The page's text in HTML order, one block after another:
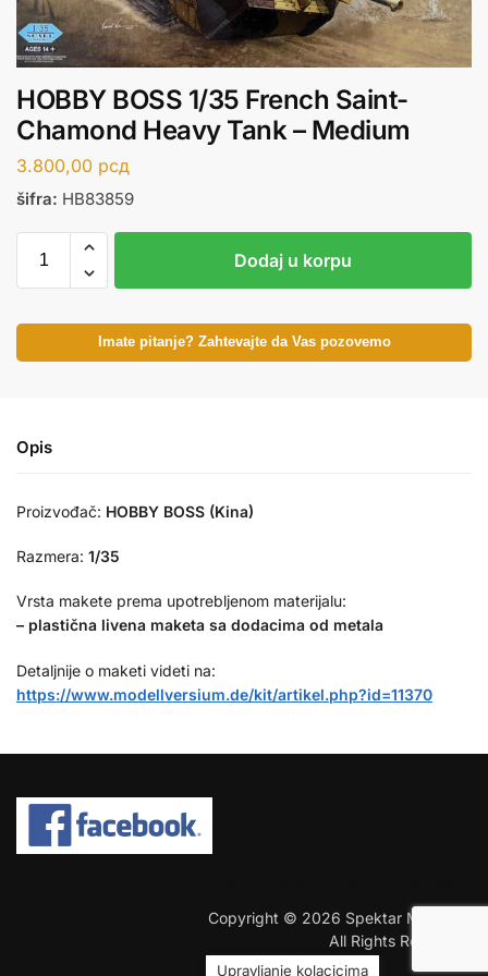
HOBBY BOSS 1/35 French Saint-
Chamond Heavy Tank – Medium
3.800,00 рсд
šifra: HB83859
Dodaj u korpu
Imate pitanje? Zahtevajte da Vas pozovemo
Opis
Proizvođač: HOBBY BOSS (Kina)
Razmera: 1/35
Vrsta makete prema upotrebljenom materijalu:
– plastična livena maketa sa dodacima od metala
Detaljnije o maketi videti na:
https://www.modellversium.de/kit/artikel.php?id=11370
Copyright © 2026 Spektar MHobby.
All Rights Reserved.
Upravljanje kolacicima